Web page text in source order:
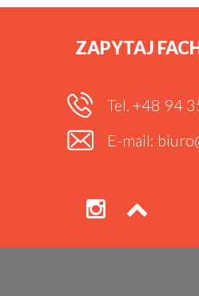
ZAPYTAJ
Tel. +48 94
E-mail: